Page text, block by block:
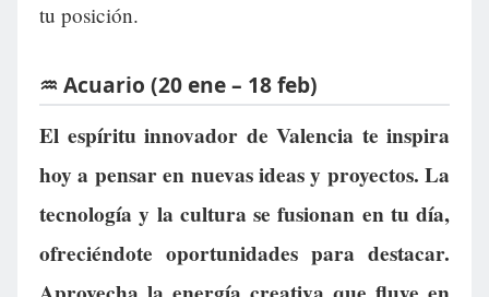
tu posición.
♒ Acuario (20 ene – 18 feb)
El espíritu innovador de Valencia te inspira
hoy a pensar en nuevas ideas y proyectos. La
tecnología y la cultura se fusionan en tu día,
ofreciéndote oportunidades para destacar.